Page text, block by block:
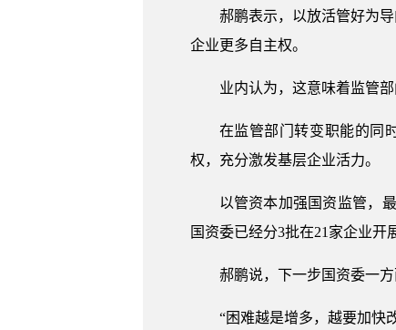
郝鹏表示，以放活管好为
企业更多自主权。
业内认为，这意味着监管
在监管部门转变职能的同
权，充分激发基层企业活力。
以管资本加强国资监管，
国资委已经分3批在21家企业开
郝鹏说，下一步国资委一
“困难越是增多，越要加快